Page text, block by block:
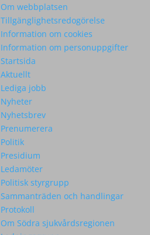
Om webbplatsen
Tillgänglighetsredogörelse
Information om cookies
Information om personuppgifter
Startsida
Aktuellt
Lediga jobb
Nyheter
Nyhetsbrev
Prenumerera
Politik
Presidium
Ledamöter
Politisk styrgrupp
Sammanträden och handlingar
Protokoll
Om Södra sjukvårdsregionen